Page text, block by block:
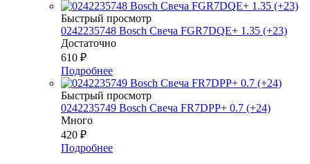
Быстрый просмотр
0242235748 Bosch Свеча FGR7DQE+ 1.35 (+23)
Достаточно
610 ₽
Подробнее
Быстрый просмотр
0242235749 Bosch Свеча FR7DPP+ 0.7 (+24)
Много
420 ₽
Подробнее